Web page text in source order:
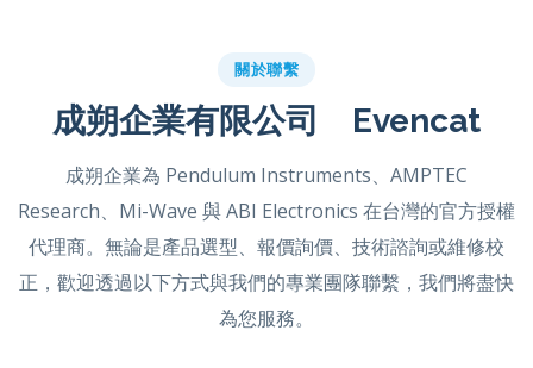
關於聯繫
成朔企業有限公司 Evencat
成朔企業為 Pendulum Instruments、AMPTEC
Research、Mi-Wave 與 ABI Electronics 在台灣的官方授權
代理商。無論是產品選型、報價詢價、技術諮詢或維修校
正，歡迎透過以下方式與我們的專業團隊聯繫，我們將盡快
為您服務。